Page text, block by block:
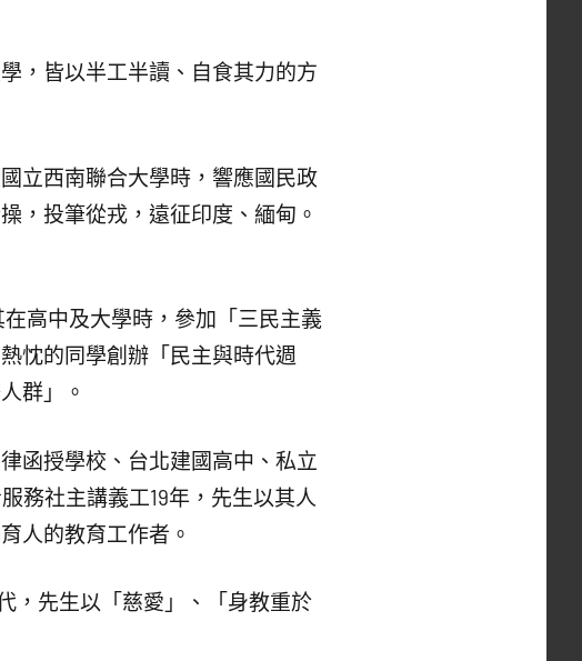
，皆以半工半讀、自食其力的方
立西南聯合大學時，響應國民政
，投筆從戎，遠征印度、緬甸。
高中及大學時，參加「三民主義
忱的同學創辦「民主與時代週
群」。
函授學校、台北建國高中、私立
務社主講義工19年，先生以其人
人的教育工作者。
先生以「慈愛」、「身教重於